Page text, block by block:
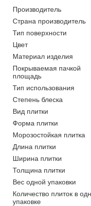
Производитель
Страна производитель
Тип поверхности
Цвет
Материал изделия
Покрываемая пачкой
площадь
Тип использования
Степень блеска
Вид плитки
Форма плитки
Морозостойкая плитка
Длина плитки
Ширина плитки
Толщина плитки
Вес одной упаковки
Количество плиток в
упаковке